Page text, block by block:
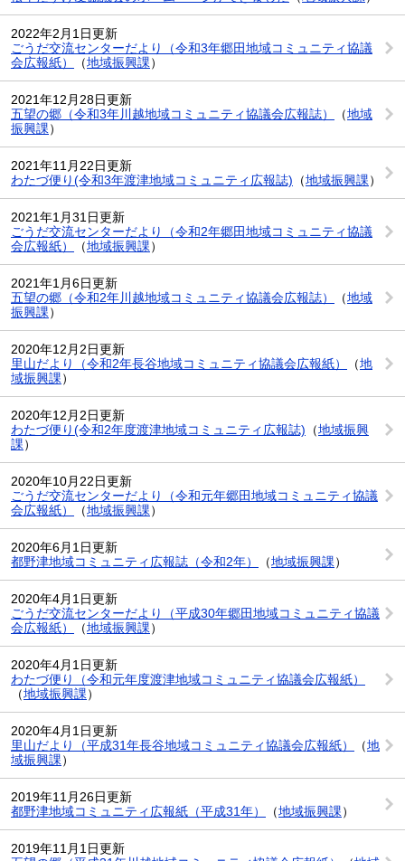
2022年2月1日更新
ごうだ交流センターだより（令和3年郷田地域コミュニティ協議
会広報紙）
（地域振興課）
2021年12月28日更新
五望の郷（令和3年川越地域コミュニティ協議会広報誌）
（地域
振興課）
2021年11月22日更新
わたづ便り(令和3年渡津地域コミュニティ広報誌) （地域振興課）
2021年1月31日更新
ごうだ交流センターだより（令和2年郷田地域コミュニティ協議
会広報紙）
（地域振興課）
2021年1月6日更新
五望の郷（令和2年川越地域コミュニティ協議会広報誌）
（地域
振興課）
2020年12月2日更新
里山だより（令和2年長谷地域コミュニティ協議会広報紙）
（地
域振興課）
2020年12月2日更新
わたづ便り(令和2年度渡津地域コミュニティ広報誌) （地域振興
課）
2020年10月22日更新
ごうだ交流センターだより（令和元年郷田地域コミュニティ協議
会広報紙）
（地域振興課）
2020年6月1日更新
都野津地域コミュニティ広報誌（令和2年）
（地域振興課）
2020年4月1日更新
ごうだ交流センターだより（平成30年郷田地域コミュニティ協議
会広報紙）
（地域振興課）
2020年4月1日更新
わたづ便り（令和元年度渡津地域コミュニティ協議会広報紙）
（地域振興課）
2020年4月1日更新
里山だより（平成31年長谷地域コミュニティ協議会広報紙）
（地
域振興課）
2019年11月26日更新
都野津地域コミュニティ広報紙（平成31年）
（地域振興課）
2019年11月1日更新